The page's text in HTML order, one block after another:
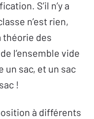
S’il n’y a
n’est rien,
théorie des
l’ensemble vide
un sac, et un sac
!
à différents